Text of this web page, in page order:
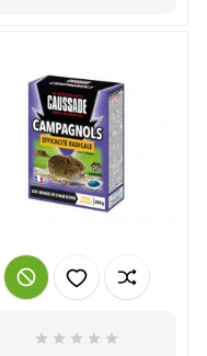
    